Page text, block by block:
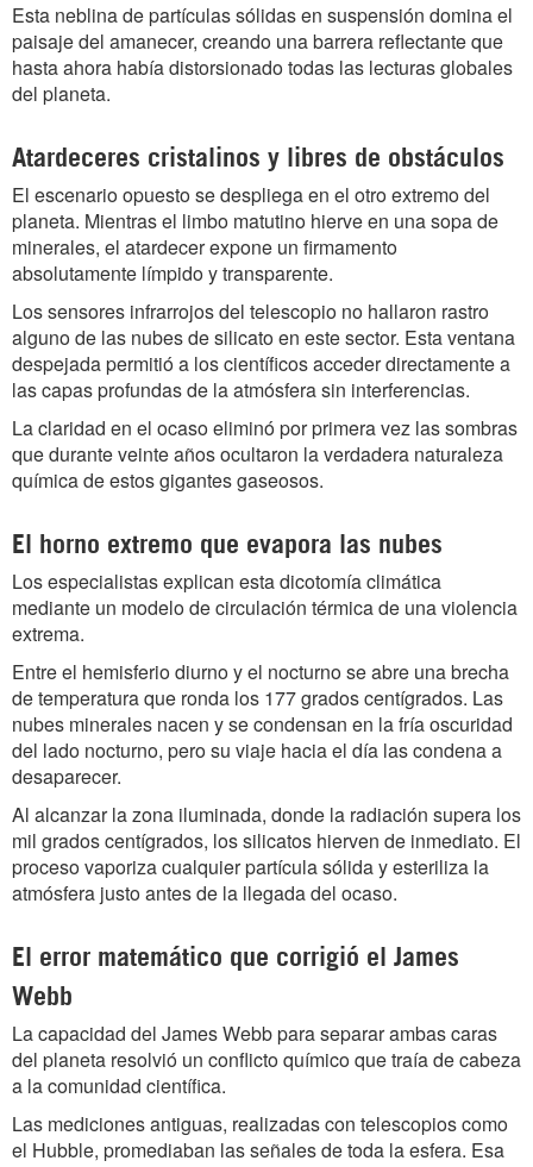
Esta neblina de partículas sólidas en suspensión domina el
paisaje del amanecer, creando una barrera reflectante que
hasta ahora había distorsionado todas las lecturas globales
del planeta.
Atardeceres cristalinos y libres de obstáculos
El escenario opuesto se despliega en el otro extremo del
planeta. Mientras el limbo matutino hierve en una sopa de
minerales, el atardecer expone un firmamento
absolutamente límpido y transparente.
Los sensores infrarrojos del telescopio no hallaron rastro
alguno de las nubes de silicato en este sector. Esta ventana
despejada permitió a los científicos acceder directamente a
las capas profundas de la atmósfera sin interferencias.
La claridad en el ocaso eliminó por primera vez las sombras
que durante veinte años ocultaron la verdadera naturaleza
química de estos gigantes gaseosos.
El horno extremo que evapora las nubes
Los especialistas explican esta dicotomía climática
mediante un modelo de circulación térmica de una violencia
extrema.
Entre el hemisferio diurno y el nocturno se abre una brecha
de temperatura que ronda los 177 grados centígrados. Las
nubes minerales nacen y se condensan en la fría oscuridad
del lado nocturno, pero su viaje hacia el día las condena a
desaparecer.
Al alcanzar la zona iluminada, donde la radiación supera los
mil grados centígrados, los silicatos hierven de inmediato. El
proceso vaporiza cualquier partícula sólida y esteriliza la
atmósfera justo antes de la llegada del ocaso.
El error matemático que corrigió el James
Webb
La capacidad del James Webb para separar ambas caras
del planeta resolvió un conflicto químico que traía de cabeza
a la comunidad científica.
Las mediciones antiguas, realizadas con telescopios como
el Hubble, promediaban las señales de toda la esfera. Esa